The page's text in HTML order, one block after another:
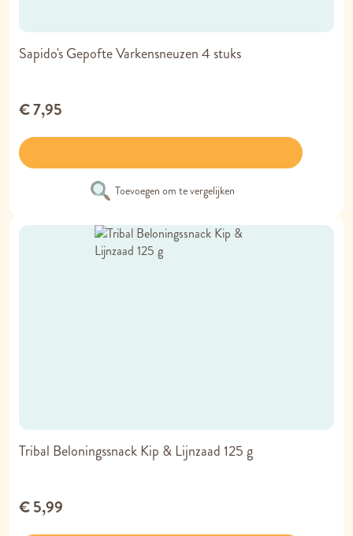
Sapido's Gepofte Varkensneuzen 4 stuks
€ 7,95
Toevoegen om te vergelijken
Tribal Beloningssnack Kip & Lijnzaad 125 g
€ 5,99